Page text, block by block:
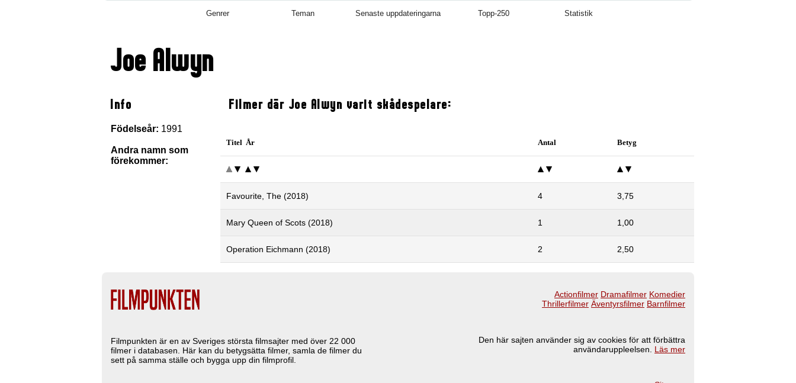
Genrer Teman Senaste uppdateringarna Topp-250 Statistik
Joe Alwyn
Info
Födelseår: 1991
Andra namn som
förekommer:
Filmer där Joe Alwyn varit skådespelare:
Titel År Antal Betyg
Favourite, The (2018) 4 3,75
Mary Queen of Scots (2018) 1 1,00
Operation Eichmann (2018) 2 2,50
Filmpunkten är en av Sveriges största filmsajter med över 22 000
filmer i databasen. Här kan du betygsätta filmer, samla de filmer du
sett på samma ställe och bygga upp din filmprofil.
Actionfilmer Dramafilmer Komedier
Thrillerfilmer Äventyrsfilmer Barnfilmer
Den här sajten använder sig av cookies för att förbättra
användaruppleelsen. Läs mer